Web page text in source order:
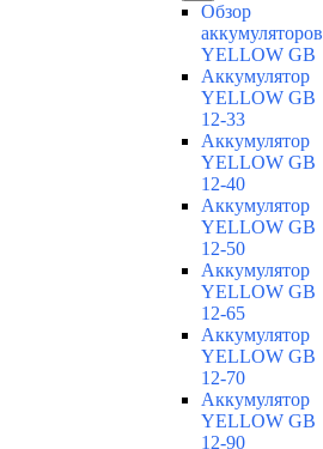
Обзор
аккумуляторов
YELLOW GB
Аккумулятор
YELLOW GB
12-33
Аккумулятор
YELLOW GB
12-40
Аккумулятор
YELLOW GB
12-50
Аккумулятор
YELLOW GB
12-65
Аккумулятор
YELLOW GB
12-70
Аккумулятор
YELLOW GB
12-90